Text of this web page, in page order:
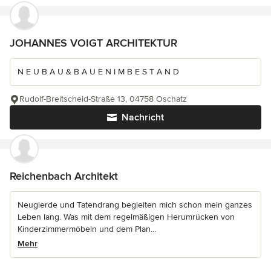
JOHANNES VOIGT ARCHITEKTUR
N E U B A U & B A U E N I M B E S T A N D
Nachricht
Rudolf-Breitscheid-Straße 13, 04758 Oschatz
Reichenbach Architekt
Neugierde und Tatendrang begleiten mich schon mein ganzes
Leben lang. Was mit dem regelmäßigen Herumrücken von
Kinderzimmermöbeln und dem Plan...
Mehr